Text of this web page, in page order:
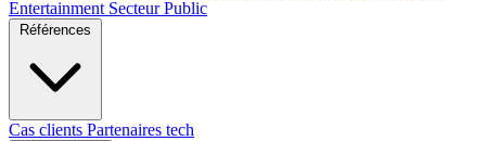
Entertainment Secteur Public
Références
Cas clients Partenaires tech